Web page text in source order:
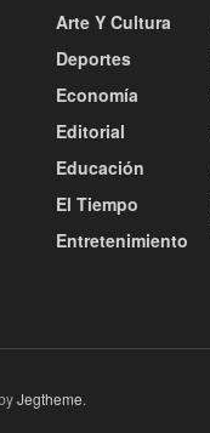
Arte Y Cultura
Deportes
Economía
Editorial
Educación
El Tiempo
Entretenimiento
Jegtheme.